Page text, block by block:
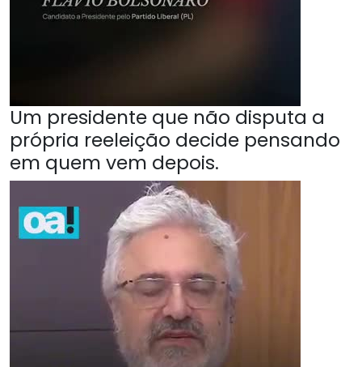
Um presidente que não disputa a
própria reeleição decide pensando
em quem vem depois.